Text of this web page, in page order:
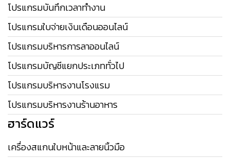
โปรแกรมบันทึกเวลาทำงาน
โปรแกรมใบจ่ายเงินเดือนออนไลน์
โปรแกรมบริหารการลาออนไลน์
โปรแกรมบัญชีแยกประเภททั่วไป
โปรแกรมบริหารงานโรงแรม
โปรแกรมบริหารงานร้านอาหาร
ฮาร์ดแวร์
เครื่องสแกนใบหน้าและลายนิ้วมือ